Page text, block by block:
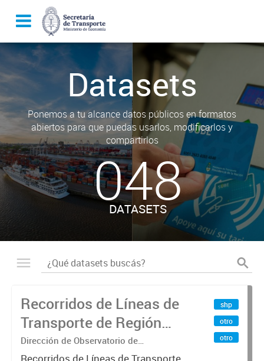
Datasets
Ponemos a tu alcance datos públicos en formatos
abiertos para que puedas usarlos, modificarlos y
compartirlos
048
DATASETS
Recorridos de Líneas de
Transporte de Región
Metropolitana de
Dirección de Observatorio de
Transporte, Estudio y Sistemas
shp
otro
otro